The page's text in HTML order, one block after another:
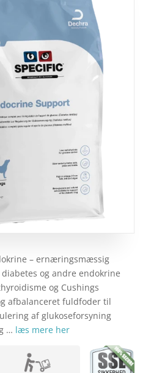
– ernæringsmæssig
og andre endokrine
og Cushings
afbalanceret fuldfoder til
af glukoseforsyning
… læs mere her